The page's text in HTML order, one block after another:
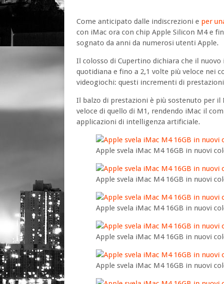
Come anticipato dalle indiscrezioni e per
con iMac ora con chip Apple Silicon M4 e
sognato da anni da numerosi utenti Apple.
Il colosso di Cupertino dichiara che il
quotidiana e fino a 2,1 volte più veloce nei
videogiochi: questi incrementi di
Il balzo di prestazioni è più sostenuto per
veloce di quello di M1, rendendo iMac il
applicazioni di intelligenza artificiale.
Apple svela iMac M4 16GB in nuovi
Apple svela iMac M4 16GB in nuovi
Apple svela iMac M4 16GB in nuovi
Apple svela iMac M4 16GB in nuovi
Apple svela iMac M4 16GB in nuovi